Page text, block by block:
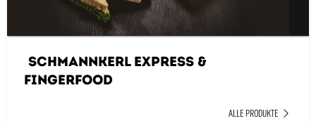
SchMANNkerl Express &
Fingerfood
ALLE PRODUKTE